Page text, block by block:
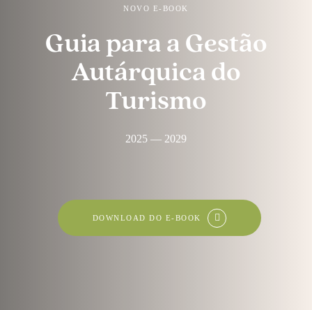
NOVO E-BOOK
Guia para a Gestão
Autárquica do
Turismo
2025 — 2029
DOWNLOAD DO E-BOOK